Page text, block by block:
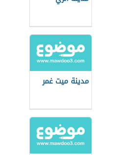
مدينة ميت غمر